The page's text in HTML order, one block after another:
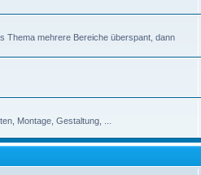
Thema mehrere Bereiche überspant, dann
Montage, Gestaltung, ...